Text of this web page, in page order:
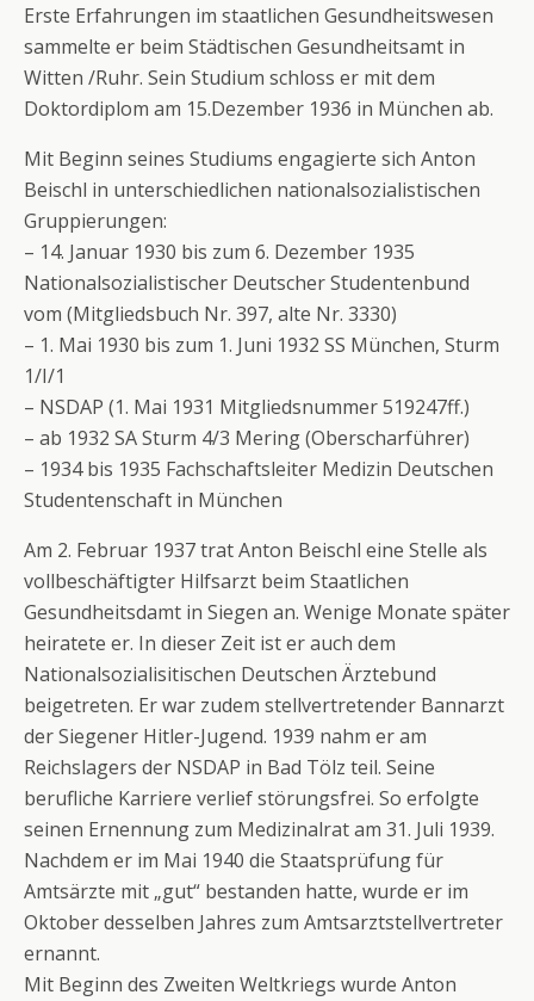
Erste Erfahrungen im staatlichen Gesundheitswesen
sammelte er beim Städtischen Gesundheitsamt in
Witten /Ruhr. Sein Studium schloss er mit dem
Doktordiplom am 15.Dezember 1936 in München ab.
Mit Beginn seines Studiums engagierte sich Anton
Beischl in unterschiedlichen nationalsozialistischen
Gruppierungen:
– 14. Januar 1930 bis zum 6. Dezember 1935
Nationalsozialistischer Deutscher Studentenbund
vom (Mitgliedsbuch Nr. 397, alte Nr. 3330)
– 1. Mai 1930 bis zum 1. Juni 1932 SS München, Sturm
1/I/1
– NSDAP (1. Mai 1931 Mitgliedsnummer 519247ff.)
– ab 1932 SA Sturm 4/3 Mering (Oberscharführer)
– 1934 bis 1935 Fachschaftsleiter Medizin Deutschen
Studentenschaft in München
Am 2. Februar 1937 trat Anton Beischl eine Stelle als
vollbeschäftigter Hilfsarzt beim Staatlichen
Gesundheitsdamt in Siegen an. Wenige Monate später
heiratete er. In dieser Zeit ist er auch dem
Nationalsozialisitischen Deutschen Ärztebund
beigetreten. Er war zudem stellvertretender Bannarzt
der Siegener Hitler-Jugend. 1939 nahm er am
Reichslagers der NSDAP in Bad Tölz teil. Seine
berufliche Karriere verlief störungsfrei. So erfolgte
seinen Ernennung zum Medizinalrat am 31. Juli 1939.
Nachdem er im Mai 1940 die Staatsprüfung für
Amtsärzte mit „gut“ bestanden hatte, wurde er im
Oktober desselben Jahres zum Amtsarztstellvertreter
ernannt.
Mit Beginn des Zweiten Weltkriegs wurde Anton